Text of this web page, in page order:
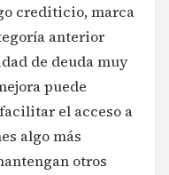
crediticio, marca
anterior
de deuda muy
puede
el acceso a
algo más
otros